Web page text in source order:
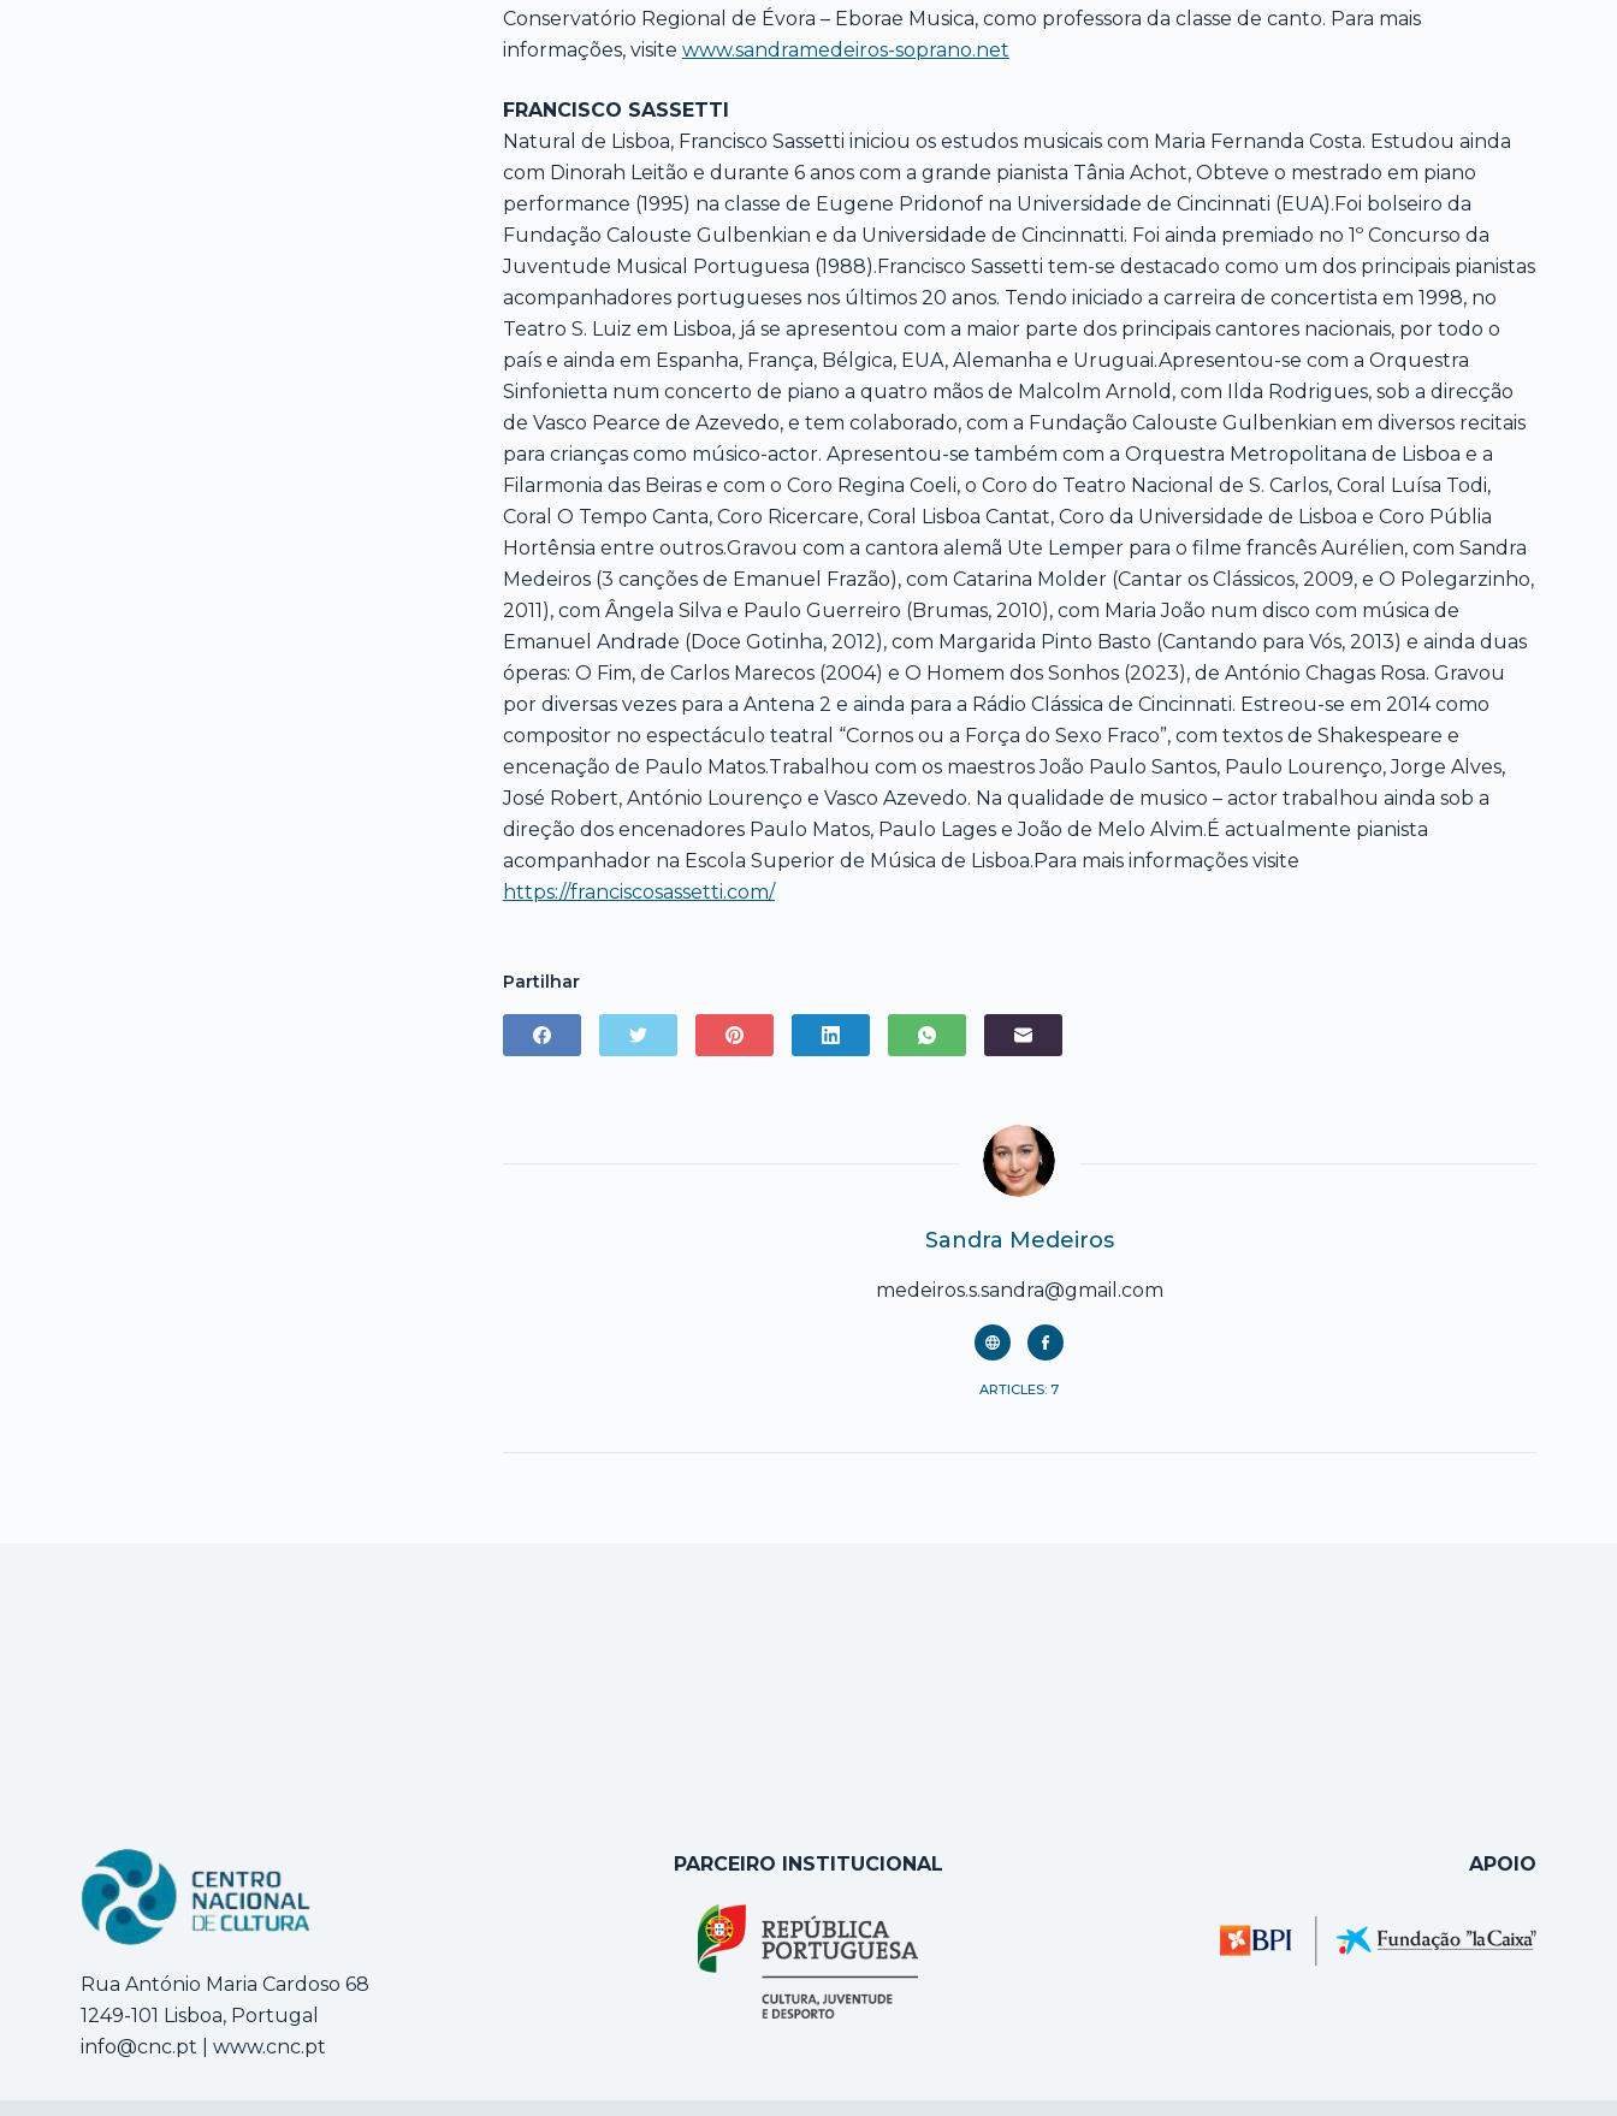
Conservatório Regional de Évora – Eborae Musica, como professora da classe de canto. Para mais
informações, visite www.sandramedeiros-soprano.net
FRANCISCO SASSETTI
Natural de Lisboa, Francisco Sassetti iniciou os estudos musicais com Maria Fernanda Costa. Estudou ainda
com Dinorah Leitão e durante 6 anos com a grande pianista Tânia Achot, Obteve o mestrado em piano
performance (1995) na classe de Eugene Pridonof na Universidade de Cincinnati (EUA).Foi bolseiro da
Fundação Calouste Gulbenkian e da Universidade de Cincinnatti. Foi ainda premiado no 1º Concurso da
Juventude Musical Portuguesa (1988).Francisco Sassetti tem-se destacado como um dos principais pianistas
acompanhadores portugueses nos últimos 20 anos. Tendo iniciado a carreira de concertista em 1998, no
Teatro S. Luiz em Lisboa, já se apresentou com a maior parte dos principais cantores nacionais, por todo o
país e ainda em Espanha, França, Bélgica, EUA, Alemanha e Uruguai.Apresentou-se com a Orquestra
Sinfonietta num concerto de piano a quatro mãos de Malcolm Arnold, com Ilda Rodrigues, sob a direcção
de Vasco Pearce de Azevedo, e tem colaborado, com a Fundação Calouste Gulbenkian em diversos recitais
para crianças como músico-actor. Apresentou-se também com a Orquestra Metropolitana de Lisboa e a
Filarmonia das Beiras e com o Coro Regina Coeli, o Coro do Teatro Nacional de S. Carlos, Coral Luísa Todi,
Coral O Tempo Canta, Coro Ricercare, Coral Lisboa Cantat, Coro da Universidade de Lisboa e Coro Públia
Hortênsia entre outros.Gravou com a cantora alemã Ute Lemper para o filme francês Aurélien, com Sandra
Medeiros (3 canções de Emanuel Frazão), com Catarina Molder (Cantar os Clássicos, 2009, e O Polegarzinho,
2011), com Ângela Silva e Paulo Guerreiro (Brumas, 2010), com Maria João num disco com música de
Emanuel Andrade (Doce Gotinha, 2012), com Margarida Pinto Basto (Cantando para Vós, 2013) e ainda duas
óperas: O Fim, de Carlos Marecos (2004) e O Homem dos Sonhos (2023), de António Chagas Rosa. Gravou
por diversas vezes para a Antena 2 e ainda para a Rádio Clássica de Cincinnati. Estreou-se em 2014 como
compositor no espectáculo teatral “Cornos ou a Força do Sexo Fraco”, com textos de Shakespeare e
encenação de Paulo Matos.Trabalhou com os maestros João Paulo Santos, Paulo Lourenço, Jorge Alves,
José Robert, António Lourenço e Vasco Azevedo. Na qualidade de musico – actor trabalhou ainda sob a
direção dos encenadores Paulo Matos, Paulo Lages e João de Melo Alvim.É actualmente pianista
acompanhador na Escola Superior de Música de Lisboa.Para mais informações visite
https://franciscosassetti.com/
Partilhar
Sandra Medeiros
medeiros.s.sandra@gmail.com
ARTICLES: 7
Rua António Maria Cardoso 68
1249-101 Lisboa, Portugal
info@cnc.pt
www.cnc.pt
PARCEIRO INSTITUCIONAL APOIO